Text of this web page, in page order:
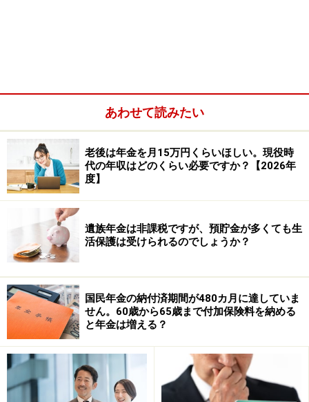
60歳以上の場合は、原則として年間収入180万円未満で
あれば、社会保険の扶養に入ることができます。これを
「180万円の壁」といいます。「180万円の壁」について
質問されているので、相談者「みかづき」さんのご年齢
は60歳以上かとお見受けします。
あわせて読みたい
老後は年金を月15万円くらいほしい。現役時
代の年収はどのくらい必要ですか？【2026年
度】
遺族年金は非課税ですが、預貯金が多くても生
活保護は受けられるのでしょうか？
国民年金の納付済期間が480カ月に達していま
せん。60歳から65歳まで付加保険料を納める
と年金は増える？